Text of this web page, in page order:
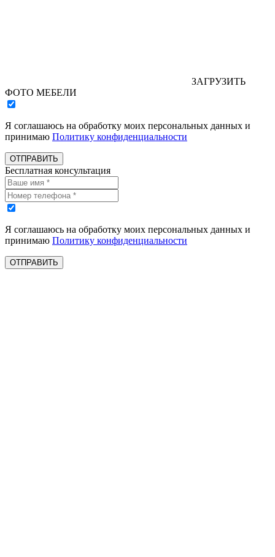
ЗАГРУЗИТЬ
ФОТО МЕБЕЛИ
Я соглашаюсь на обработку моих персональных данных и
принимаю Политику конфиденциальности
ОТПРАВИТЬ
Бесплатная консультация
Я соглашаюсь на обработку моих персональных данных и
принимаю Политику конфиденциальности
ОТПРАВИТЬ